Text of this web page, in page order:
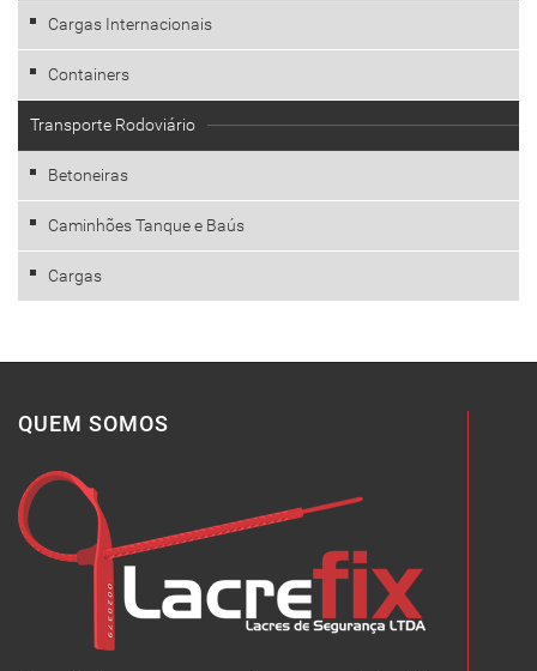
Cargas Internacionais
Containers
Transporte Rodoviário
Betoneiras
Caminhões Tanque e Baús
Cargas
QUEM SOMOS